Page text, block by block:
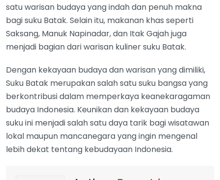
satu warisan budaya yang indah dan penuh makna
bagi suku Batak. Selain itu, makanan khas seperti
Saksang, Manuk Napinadar, dan Itak Gajah juga
menjadi bagian dari warisan kuliner suku Batak.
Dengan kekayaan budaya dan warisan yang dimiliki,
Suku Batak merupakan salah satu suku bangsa yang
berkontribusi dalam memperkaya keanekaragaman
budaya Indonesia. Keunikan dan kekayaan budaya
suku ini menjadi salah satu daya tarik bagi wisatawan
lokal maupun mancanegara yang ingin mengenal
lebih dekat tentang kebudayaan Indonesia.